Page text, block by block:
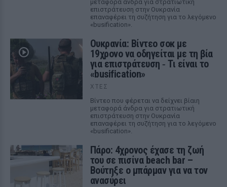
μεταφορά άνδρα για στρατιωτική
επιστράτευση στην Ουκρανία
επαναφέρει τη συζήτηση για το λεγόμενο
«busification».
Ουκρανία: Βίντεο σοκ με
19χρονο να οδηγείται με τη βία
για επιστράτευση ‑ Τι είναι το
«busification»
ΧΤΕΣ
Βίντεο που φέρεται να δείχνει βίαιη
μεταφορά άνδρα για στρατιωτική
επιστράτευση στην Ουκρανία
επαναφέρει τη συζήτηση για το λεγόμενο
«busification».
Πάρο: 4χρονος έχασε τη ζωή
του σε πισίνα beach bar –
Βούτηξε ο μπάρμαν για να τον
ανασύρει